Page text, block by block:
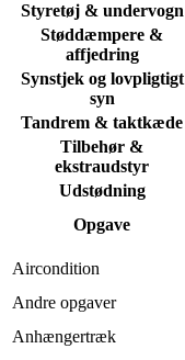
Styretøj & undervogn
Støddæmpere &
affjedring
Synstjek og lovpligtigt
syn
Tandrem & taktkæde
Tilbehør &
ekstraudstyr
Udstødning
Opgave
Aircondition
Andre opgaver
Anhængertræk